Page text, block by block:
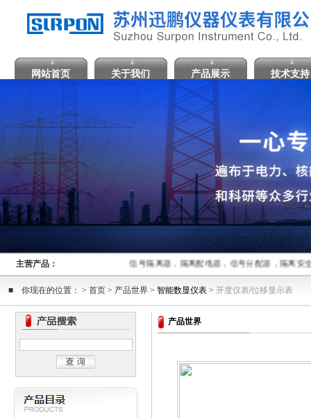
网站首页 关于我们 产品展示 技术支持
主营产品： 信号隔离器，隔离配电器，信号分配器，隔离安
■ 你现在的位置： > 首页 > 产品世界 > 智能数显仪表 > 开度仪表/位移显示表
产品世界